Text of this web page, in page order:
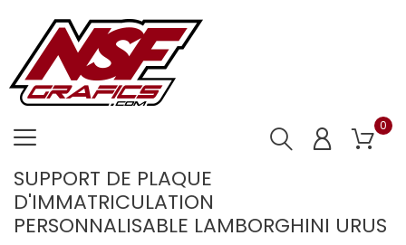
0
SUPPORT DE PLAQUE
D'IMMATRICULATION
PERSONNALISABLE LAMBORGHINI URUS